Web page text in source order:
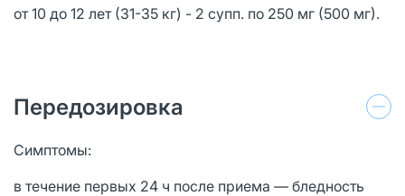
от 10 до 12 лет (31-35 кг) - 2 супп. по 250 мг (500 мг).
Передозировка
Симптомы:
в течение первых 24 ч после приема — бледность